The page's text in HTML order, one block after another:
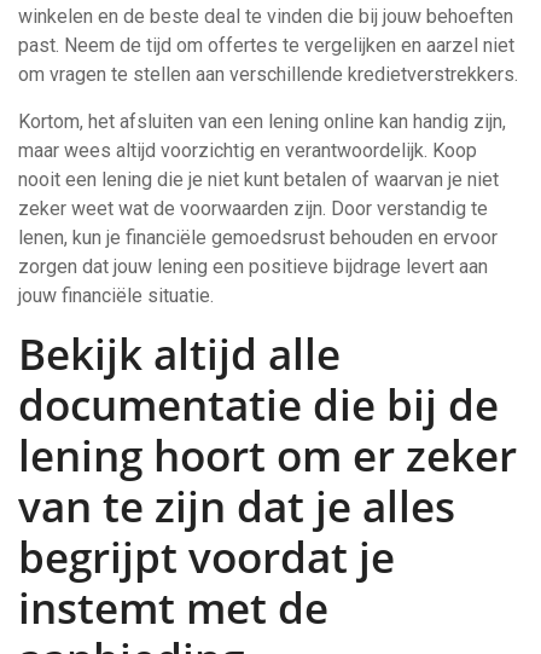
winkelen en de beste deal te vinden die bij jouw behoeften
past. Neem de tijd om offertes te vergelijken en aarzel niet
om vragen te stellen aan verschillende kredietverstrekkers.
Kortom, het afsluiten van een lening online kan handig zijn,
maar wees altijd voorzichtig en verantwoordelijk. Koop
nooit een lening die je niet kunt betalen of waarvan je niet
zeker weet wat de voorwaarden zijn. Door verstandig te
lenen, kun je financiële gemoedsrust behouden en ervoor
zorgen dat jouw lening een positieve bijdrage levert aan
jouw financiële situatie.
Bekijk altijd alle
documentatie die bij de
lening hoort om er zeker
van te zijn dat je alles
begrijpt voordat je
instemt met de